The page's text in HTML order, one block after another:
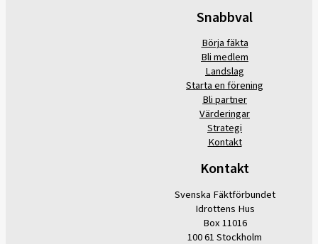
Snabbval
Börja fäkta
Bli medlem
Landslag
Starta en förening
Bli partner
Värderingar
Strategi
Kontakt
Kontakt
Svenska Fäktförbundet
Idrottens Hus
Box 11016
100 61 Stockholm